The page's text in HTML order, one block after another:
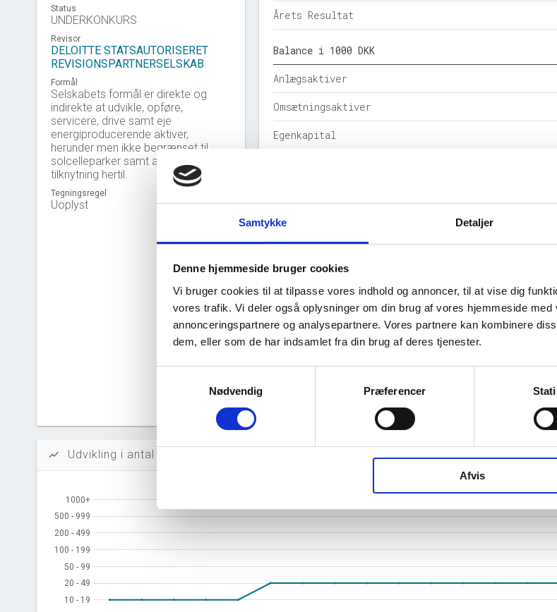
Samtykke Detaljer
Denne hjemmeside bruger cookies
Vi bruger cookies til at tilpasse vores indhold og annoncer, til at vise dig
vores trafik. Vi deler også oplysninger om din brug af vores hjemmeside
annonceringspartnere og analysepartnere. Vores partnere kan kombinere
dem, eller som de har indsamlet fra din brug af deres tjenester.
Nødvendig
Præferencer
Afvis
Status
UNDERKONKURS
Revisor
DELOITTE STATSAUTORISERET
REVISIONSPARTNERSELSKAB
Formål
Selskabets formål er direkte og
indirekte at udvikle, opføre,
servicere, drive samt eje
energiproducerende aktiver,
herunder men ikke begrænset til
solcelleparker samt aktiviteter i
tilknytning hertil.
Tegningsregel
Uoplyst
Årets Resultat
Balance i 1000 DKK
Anlægsaktiver
Omsætningsaktiver
Egenkapital
Årets balance
Likviditetsgrad
Afkastningsgrad
Overskudsgrad
Tal fra erhvervsstyrelsens regnskabs-API. eStatistik henviser til
show_chart Udvikling i antal ansatte
10 - 19
10 - 19
20 - 49
20 - 49
50 - 99
50 - 99
100 - 199
100 - 199
200 - 499
200 - 499
500 - 999
500 - 999
1000+
1000+